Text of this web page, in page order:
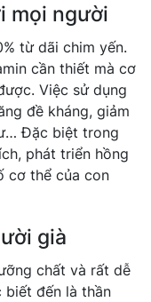
mọi người
từ dãi chim yến.
cần thiết mà cơ
Việc sử dụng
đề kháng, giảm
Đặc biệt trong
phát triển hồng
cơ thể của con
già
chất và rất dễ
biết đến là thần